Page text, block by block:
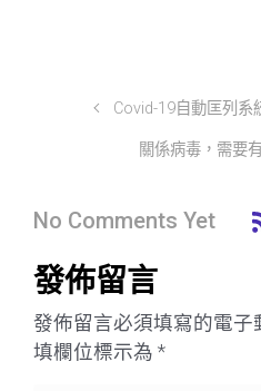
Covid-19自動匡列系
關係病毒，需要
No Comments Yet
發佈留言
發佈留言必須填寫的電子
填欄位標示為 *